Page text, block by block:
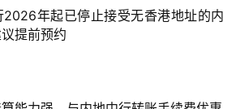
2026年起已停止接受无香港地址的内
提前预约